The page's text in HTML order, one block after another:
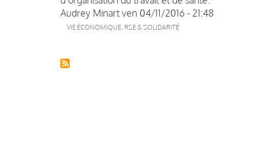
Audrey Minart ven 04/11/2016 - 21:48
VIE ÉCONOMIQUE, RSE & SOLIDARITÉ